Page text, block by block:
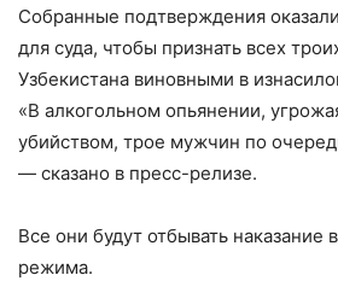
Собранные подтверждения
для суда, чтобы признать всех
Узбекистана виновными в
«В алкогольном опьянении,
убийством, трое мужчин по
— сказано в пресс-релизе.
Все они будут отбывать наказание
режима.